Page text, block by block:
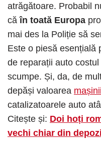
atrăgătoare. Probabil
căîn toată Europa
mai des la Poliție să
Este o piesă esențială
de reparații auto
scumpe. Și, da, de
depăși valoarea mașinii
catalizatoarele auto
Citește și: Doi hoți
vechi chiar din